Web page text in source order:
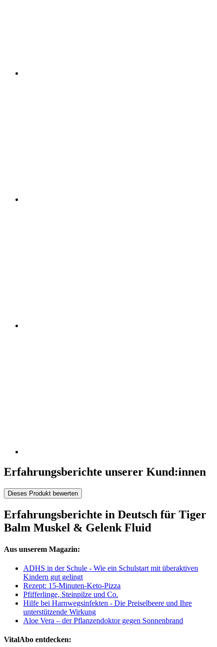
Erfahrungsberichte unserer Kund:innen
Dieses Produkt bewerten
Erfahrungsberichte in Deutsch für Tiger
Balm Muskel & Gelenk Fluid
Aus unserem Magazin:
ADHS in der Schule - Wie ein Schulstart mit überaktiven
Kindern gut gelingt
Rezept: 15-Minuten-Keto-Pizza
Pfifferlinge, Steinpilze und Co.
Hilfe bei Harnwegsinfekten - Die Preiselbeere und Ihre
unterstützende Wirkung
Aloe Vera – der Pflanzendoktor gegen Sonnenbrand
VitalAbo entdecken: